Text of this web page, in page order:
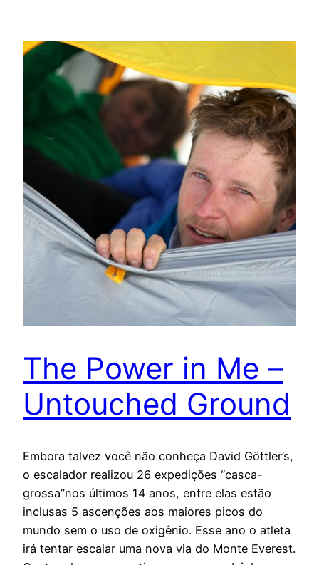
The Power in Me –
Untouched Ground
Embora talvez você não conheça David Göttler’s,
o escalador realizou 26 expedições “casca-
grossa”nos últimos 14 anos, entre elas estão
inclusas 5 ascenções aos maiores picos do
mundo sem o uso de oxigênio. Esse ano o atleta
irá tentar escalar uma nova via do Monte Everest.